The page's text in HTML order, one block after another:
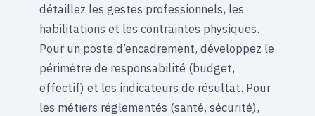
détaillez les gestes professionnels, les
habilitations et les contraintes physiques.
Pour un poste d’encadrement, développez le
périmètre de responsabilité (budget,
effectif) et les indicateurs de résultat. Pour
les métiers réglementés (santé, sécurité),